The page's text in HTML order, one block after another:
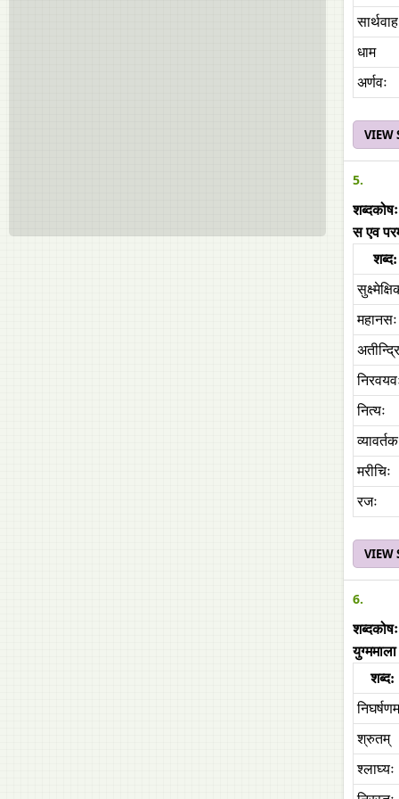
धाम
अर्णवः
VIEW
5.
शब्दकोषः
स एव
शब्द:
नित्यः
मरीचिः
रजः
VIEW
6.
शब्दकोषः
शब्द:
निघर्षणम्‌
श्रुतम्
श्लाघ्यः